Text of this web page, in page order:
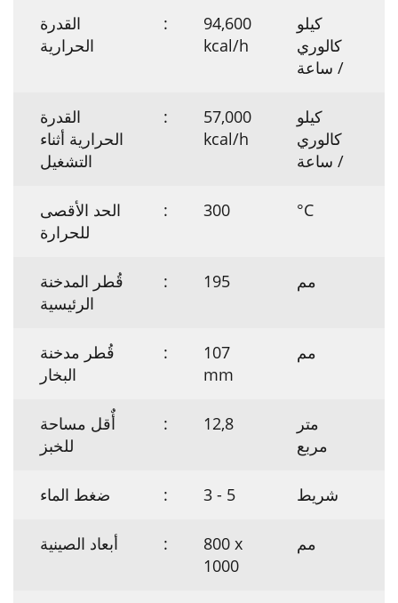
القدرة
الحرارية
:
94,600
kcal/h
كيلو
كالوري
/ ساعة
القدرة
الحرارية أثناء
التشغيل
:
57,000
kcal/h
كيلو
كالوري
/ ساعة
الحد الأقصى
للحرارة
: 300 °C
قُطر المدخنة
الرئيسية
: 195 مم
قُطر مدخنة
البخار
:
107
mm
مم
أٌقل مساحة
للخبز
: 12,8
متر
مربع
ضغط الماء : 3 - 5 شريط
أبعاد الصينية :
800 x
1000
مم